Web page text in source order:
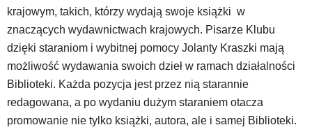
krajowym, takich, którzy wydają swoje książki w
znaczących wydawnictwach krajowych. Pisarze Klubu
dzięki staraniom i wybitnej pomocy Jolanty Kraszki mają
możliwość wydawania swoich dzieł w ramach działalności
Biblioteki. Każda pozycja jest przez nią starannie
redagowana, a po wydaniu dużym staraniem otacza
promowanie nie tylko książki, autora, ale i samej Biblioteki.